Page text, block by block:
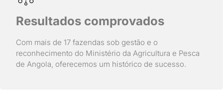
Resultados comprovados
Com mais de 17 fazendas sob gestão e o
reconhecimento do Ministério da Agricultura e Pesca
de Angola, oferecemos um histórico de sucesso.